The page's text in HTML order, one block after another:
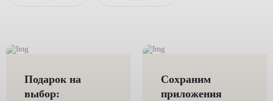
Подарок на
выбор:
Сохраним
приложения